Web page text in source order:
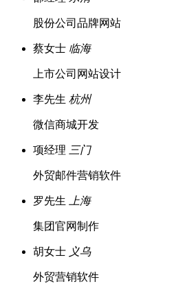
股份公司品牌网站
蔡女士 临海
上市公司网站设计
李先生 杭州
微信商城开发
项经理 三门
外贸邮件营销软件
罗先生 上海
集团官网制作
胡女士 义乌
外贸营销软件